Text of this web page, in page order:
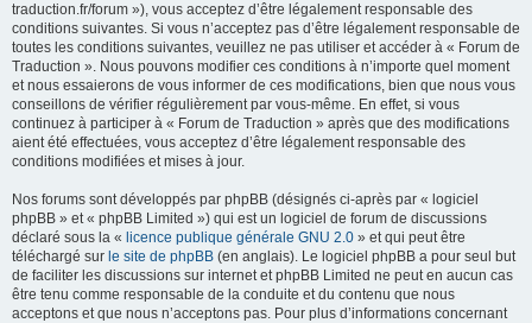
traduction.fr/forum »), vous acceptez d’être légalement responsable des
conditions suivantes. Si vous n’acceptez pas d’être légalement responsable de
toutes les conditions suivantes, veuillez ne pas utiliser et accéder à « Forum de
Traduction ». Nous pouvons modifier ces conditions à n’importe quel moment
et nous essaierons de vous informer de ces modifications, bien que nous vous
conseillons de vérifier régulièrement par vous-même. En effet, si vous
continuez à participer à « Forum de Traduction » après que des modifications
aient été effectuées, vous acceptez d’être légalement responsable des
conditions modifiées et mises à jour.
Nos forums sont développés par phpBB (désignés ci-après par « logiciel
phpBB » et « phpBB Limited ») qui est un logiciel de forum de discussions
déclaré sous la « licence publique générale GNU 2.0 » et qui peut être
téléchargé sur le site de phpBB (en anglais). Le logiciel phpBB a pour seul but
de faciliter les discussions sur internet et phpBB Limited ne peut en aucun cas
être tenu comme responsable de la conduite et du contenu que nous
acceptons et que nous n’acceptons pas. Pour plus d’informations concernant